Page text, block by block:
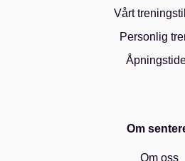
Vårt
Personlig
Om
Om oss